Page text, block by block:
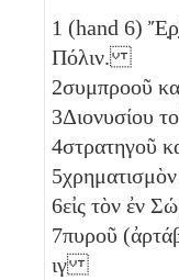
1 (hand 6)
Πόλιν.
2συμπροοῦ
3Διονυσίου
4στρατηγοῦ
5
6εἰς τὸν ἐν
7πυροῦ
ιγ